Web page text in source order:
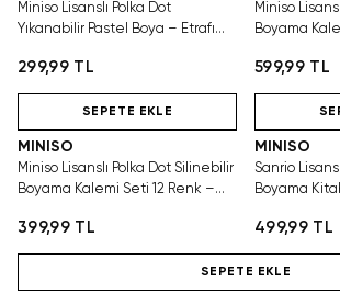
Miniso Lisanslı Polka Dot
Yıkanabilir Pastel Boya – Etrafı
299,99 TL
Miniso
Boyama
599,99 TL
SEPETE EKLE
MINISO
Miniso Lisanslı Polka Dot Silinebilir
Boyama Kalemi Seti 12 Renk –
399,99 TL
MINISO
Sanrio
Boyama
499,99 TL
SEPETE EKLE